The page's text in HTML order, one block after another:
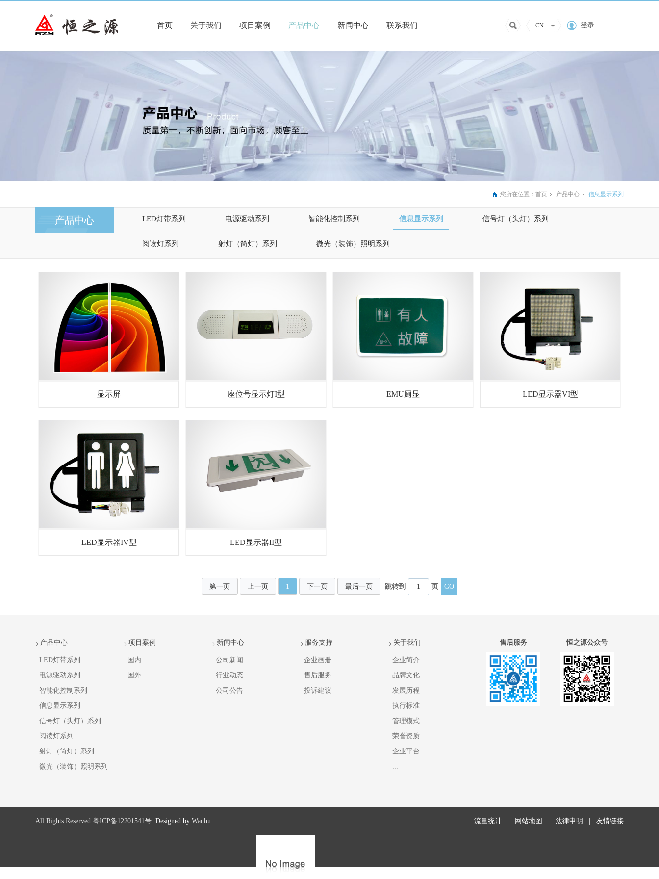
首页 关于我们 项目案例 产品中心 新闻中心 联系我们 CN 登录
您所在位置： 首页 产品中心 信息显示系列
产品中心 LED灯带系列 电源驱动系列 智能化控制系列 信息显示系列 信号灯（头灯）系列
阅读灯系列 射灯（筒灯）系列 微光（装饰）照明系列
显示屏 座位号显示灯I型 EMU厕显 LED显示器VI型
LED显示器IV型 LED显示器II型
第一页 上一页 1 下一页 最后一页 跳转到 页
产品中心
LED灯带系列
电源驱动系列
智能化控制系列
信息显示系列
信号灯（头灯）系列
阅读灯系列
射灯（筒灯）系列
微光（装饰）照明系列
项目案例
国内
国外
新闻中心
公司新闻
行业动态
公司公告
服务支持
企业画册
售后服务
投诉建议
关于我们
企业简介
品牌文化
发展历程
执行标准
管理模式
荣誉资质
企业平台
售后服务 恒之源公众号
流量统计 | 网站地图 | 法律申明 | 友情链接
All Rights Reserved.粤ICP备12201541号. Designed by Wanhu.